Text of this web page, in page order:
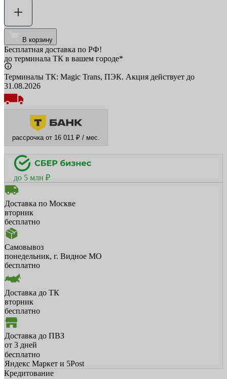
В корзину
Бесплатная доставка по РФ!
до терминала ТК в вашем городе*
Терминалы ТК: Magic Trans, ПЭК. Акция действует до
31.08.2026
рассрочка от 16 011 ₽ / мес.
до 5 млн ₽
Доставка по Москве
вторник
бесплатно
Самовывоз
понедельник, г. Видное МО
бесплатно
Доставка до ТК
вторник
бесплатно
Доставка до ПВЗ
от 3 дней
бесплатно
Яндекс Маркет и 5Post
Кредитование